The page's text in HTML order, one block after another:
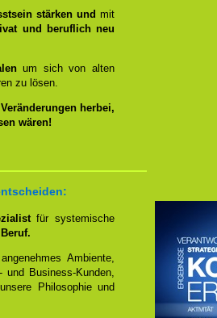
stärken und mit
und beruflich neu
um sich von alten
zu lösen.
herbei,
wären!
für systemische
Ambiente,
Business-Kunden,
Philosophie und